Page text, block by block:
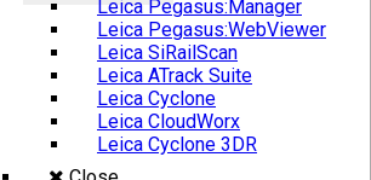
Leica Pegasus:Manager
Leica Pegasus:WebViewer
Leica SiRailScan
Leica ATrack Suite
Leica Cyclone
Leica CloudWorx
Leica Cyclone 3DR